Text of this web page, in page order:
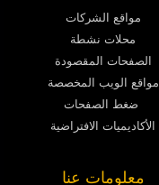
مواقع الشركات
محلات نشطة
الصفحات المقصودة
مواقع الويب المخصصة
ضغط الصفحات
الأكاديميات الافتراضية
معلومات عنا